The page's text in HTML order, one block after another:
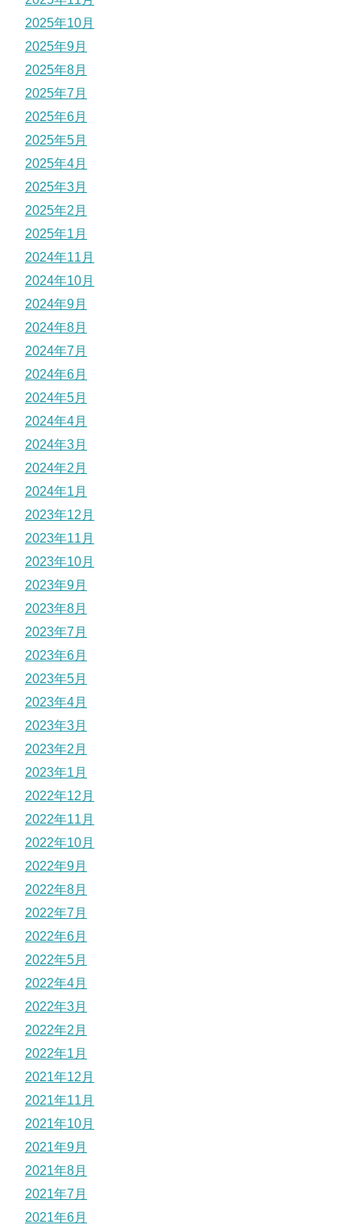
2025年10月
2025年9月
2025年8月
2025年7月
2025年6月
2025年5月
2025年4月
2025年3月
2025年2月
2025年1月
2024年11月
2024年10月
2024年9月
2024年8月
2024年7月
2024年6月
2024年5月
2024年4月
2024年3月
2024年2月
2024年1月
2023年12月
2023年11月
2023年10月
2023年9月
2023年8月
2023年7月
2023年6月
2023年5月
2023年4月
2023年3月
2023年2月
2023年1月
2022年12月
2022年11月
2022年10月
2022年9月
2022年8月
2022年7月
2022年6月
2022年5月
2022年4月
2022年3月
2022年2月
2022年1月
2021年12月
2021年11月
2021年10月
2021年9月
2021年8月
2021年7月
2021年6月